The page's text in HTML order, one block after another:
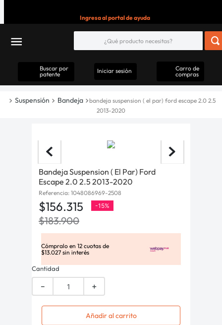
Ingresa al portal de ayuda
Buscar por
patente
Iniciar sesión
Carro de
compras
Suspensión Bandeja
bandeja suspension ( el par) ford escape 2.0 2.5
2013-2020
Bandeja Suspension ( El Par) Ford
Escape 2.0 2.5 2013-2020
Referencia: 1048086969-2508
$156.315 -15%
$183.900
Cómpralo en 12 cuotas de
$13.027 sin interés
Cantidad
＋
－
Añadir al carrito